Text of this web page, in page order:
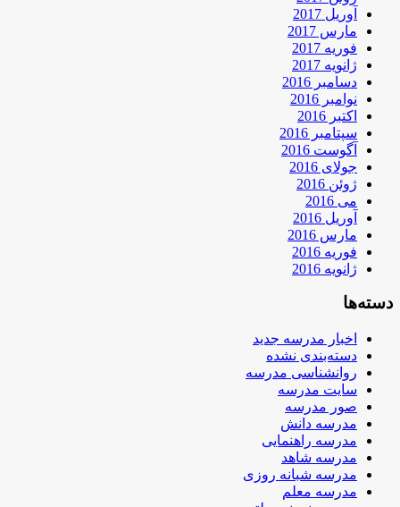
آوریل 2017
مارس 2017
فوریه 2017
ژانویه 2017
دسامبر 2016
نوامبر 2016
اکتبر 2016
سپتامبر 2016
آگوست 2016
جولای 2016
ژوئن 2016
می 2016
آوریل 2016
مارس 2016
فوریه 2016
ژانویه 2016
دسته‌ها
اخبار مدرسه جدید
دسته‌بندی نشده
روانشناسی مدرسه
سایت مدرسه
صور مدرسه
مدرسه دانش
مدرسه راهنمایی
مدرسه شاهد
مدرسه شبانه روزی
مدرسه معلم